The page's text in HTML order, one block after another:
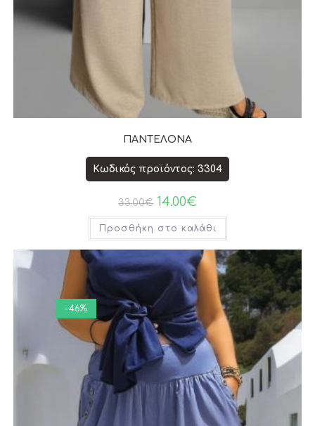
ΠΑΝΤΕΛΟΝΑ
Κωδικός προϊόντος: 3304
33.00€ 14.00€
Προσθήκη στο καλάθι
-46%